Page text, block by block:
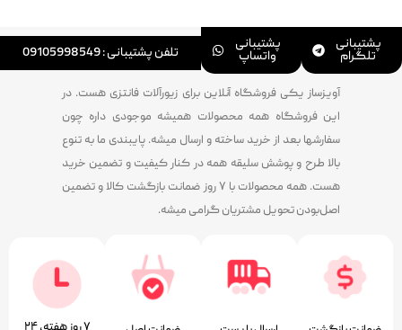
پشتیبانی
تلگرام
پشتیبانی
واتساپ تلفن پشتیبانی : 09105998549
آویزساز یکی فروشگاه آنلاین برای زیورآلات فانتزی هست. در
این فروشگاه همه محصولات همیشه موجودی داره چون
سفارشها بعد از خرید ساخته و ارسال میشه. پایبندی ما به تنوع
بالا طرح و پوشش سلیقه همه در کنار کیفیت و تضمین خرید
هست. همه محصولات با ۷ روز ضمانت بازگشت کالا و تضمین
اصل‌بودن تحویل مشتریان گرامی میشه.